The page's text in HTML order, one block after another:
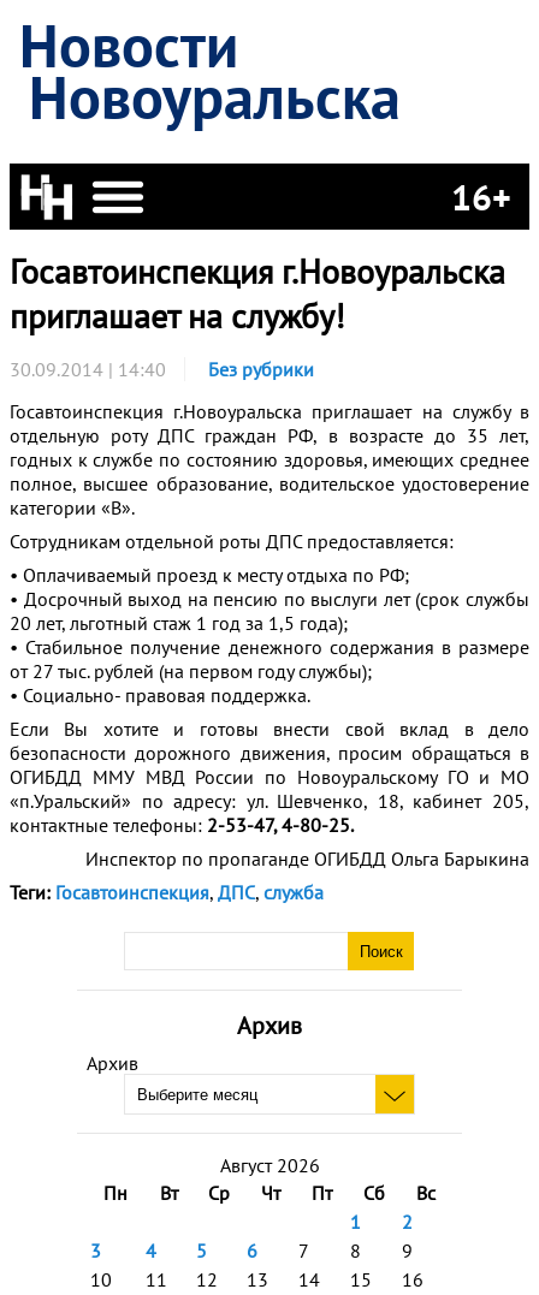
Новости
Новоуральска
16+
Архив
Архив
Август 2026
Пн
Вт Ср Чт Пт Сб
Вс
1
2
3
4 5 6 7 8
9
10
11 12 13 14 15
16
Госавтоинспекция г.Новоуральска
приглашает на службу!
30.09.2014 | 14:40
Без рубрики
Госавтоинспекция г.Новоуральска приглашает на службу в
отдельную роту ДПС граждан РФ, в возрасте до 35 лет,
годных к службе по состоянию здоровья, имеющих среднее
полное, высшее образование, водительское удостоверение
категории «В».
Сотрудникам отдельной роты ДПС предоставляется:
• Оплачиваемый проезд к месту отдыха по РФ;
• Досрочный выход на пенсию по выслуги лет (срок службы
20 лет, льготный стаж 1 год за 1,5 года);
• Стабильное получение денежного содержания в размере
от 27 тыс. рублей (на первом году службы);
• Социально- правовая поддержка.
Если Вы хотите и готовы внести свой вклад в дело
безопасности дорожного движения, просим обращаться в
ОГИБДД ММУ МВД России по Новоуральскому ГО и МО
«п.Уральский» по адресу: ул. Шевченко, 18, кабинет 205,
контактные телефоны: 2-53-47, 4-80-25.
Инспектор по пропаганде ОГИБДД Ольга Барыкина
Теги: Госавтоинспекция, ДПС, служба